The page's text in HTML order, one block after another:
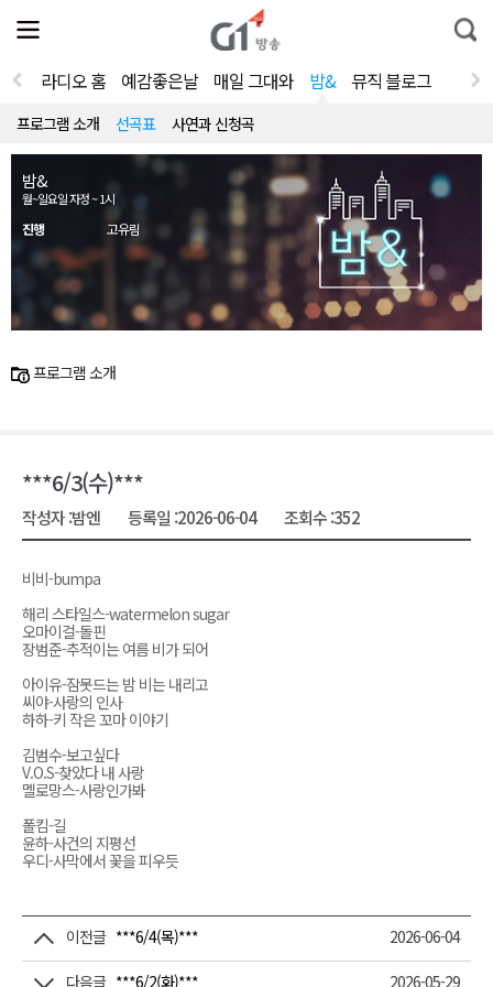
전
체
뉴
열
통
합
라디오 홈 예감좋은날 매일 그대와 밤& 뮤직 블로그
프로그램 소개 선곡표 사연과 신청곡
밤&
월~일요일 자정 ~ 1시
진행 고유림
프로그램 소개
***6/3(수)***
작성자 :밤엔 등록일 :2026-06-04 조회수 :352
비비-bumpa
해리 스타일스-watermelon sugar
오마이걸-돌핀
장범준-추적이는 여름 비가 되어
아이유-잠못드는 밤 비는 내리고
씨야-사랑의 인사
하하-키 작은 꼬마 이야기
김범수-보고싶다
V.O.S-찾았다 내 사랑
멜로망스-사랑인가봐
폴킴-길
윤하-사건의 지평선
우디-사막에서 꽃을 피우듯
이전글 ***6/4(목)*** 2026-06-04
다음글 ***6/2(화)*** 2026-05-29